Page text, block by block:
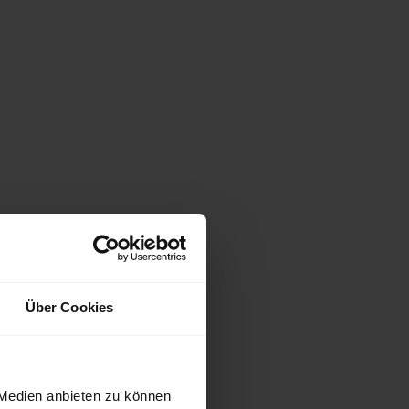
Über Cookies
anbieten zu können